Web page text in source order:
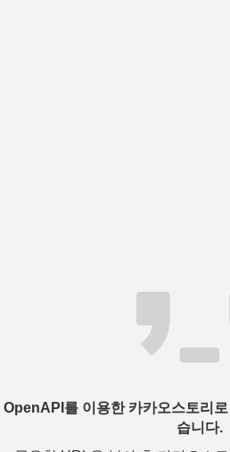
OpenAPI를 이용한 카카오스토리
습니다.